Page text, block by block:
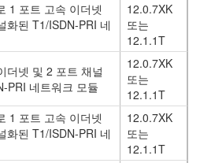
1 포트 고속 이더넷
화된 T1/ISDN-PRI 네
12.0.7XK
또는
12.1.1T
더넷 및 2 포트 채널
PRI 네트워크 모듈
12.0.7XK
또는
12.1.1T
1 포트 고속 이더넷
화된 T1/ISDN-PRI 네
12.0.7XK
또는
12.1.1T